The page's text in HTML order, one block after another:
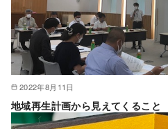
2022年8月11日
地域再生計画から見えてくること